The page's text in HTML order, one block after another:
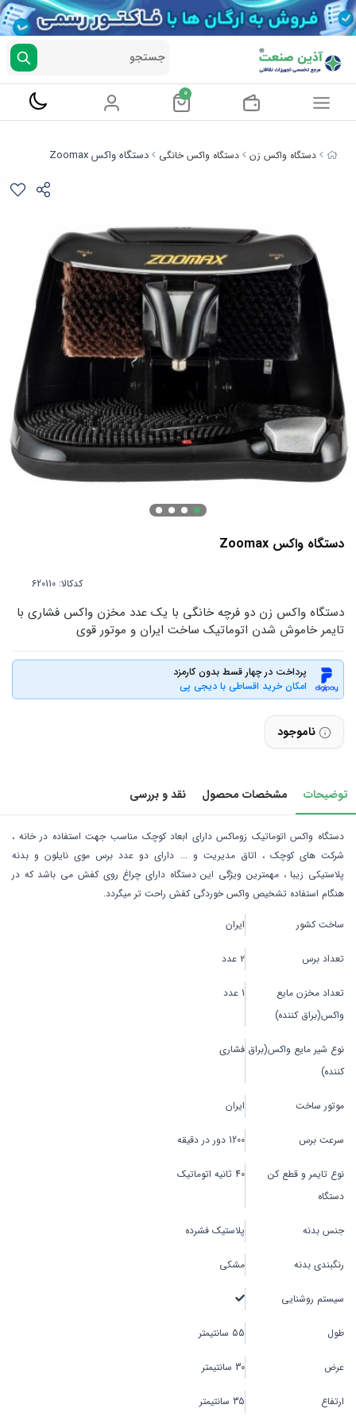
دستگاه واکس زن دستگاه واکس خانگی دستگاه واکس Zoomax
کدکالا:
دستگاه واکس Zoomax
دستگاه واکس زن دو فرچه خانگی با یک عدد مخزن واکس فشاری با
تایمر خاموش شدن اتوماتیک ساخت ایران و موتور قوی
پرداخت در چهار قسط بدون کارمزد
امکان خرید اقساطی با دیجی پی
ناموجود
توضیحات مشخصات محصول نقد و بررسی
دستگاه واکس اتوماتیک زوماکس دارای ابعاد کوچک مناسب جهت استفاده در خانه ،
شرکت های کوچک ، اتاق مدیریت و ... دارای دو عدد برس موی نایلون و بدنه
پلاستیکی زیبا ، مهمترین ویژگی این دستگاه دارای چراغ روی کفش می باشد که در
هنگام استفاده تشخیص واکس خوردگی کفش راحت تر میگردد.
ساخت کشور ایران
تعداد برس ۲ عدد
تعداد مخزن مایع
واکس(براق کننده)
1 عدد
نوع شیر مایع واکس(براق
کننده)
فشاری
موتور ساخت ایران
سرعت برس 1200 دور در دقیقه
نوع تایمر و قطع کن
دستگاه
40 ثانیه اتوماتیک
جنس بدنه پلاستیک فشرده
رنگبندی بدنه مشکی
سیستم روشنایی
طول 55 سانتیمتر
عرض 30 سانتیمتر
ارتفاع 35 سانتیمتر
جستجو
0